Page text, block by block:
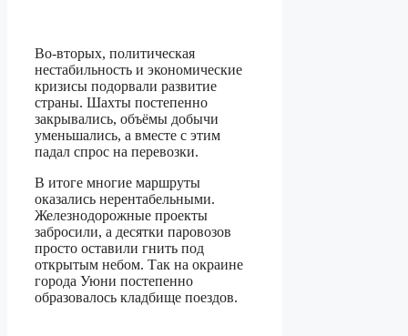
Во-вторых, политическая
нестабильность и экономические
кризисы подорвали развитие
страны. Шахты постепенно
закрывались, объёмы добычи
уменьшались, а вместе с этим
падал спрос на перевозки.
В итоге многие маршруты
оказались нерентабельными.
Железнодорожные проекты
забросили, а десятки паровозов
просто оставили гнить под
открытым небом. Так на окраине
города Уюни постепенно
образовалось кладбище поездов.